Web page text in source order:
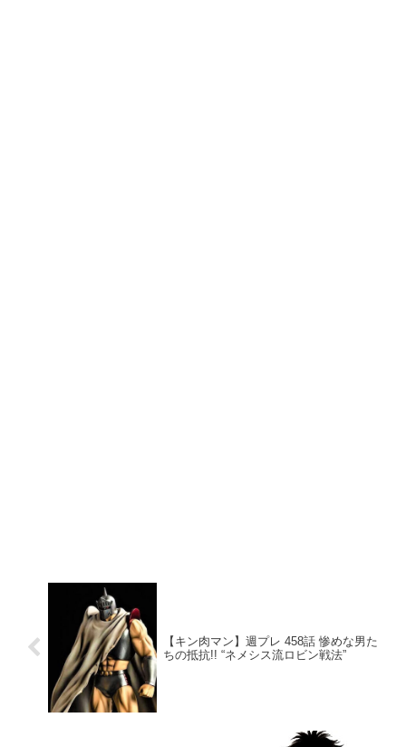
【キン肉マン】週プレ 458話 惨めな男た
ちの抵抗!! “ネメシス流ロビン戦法”